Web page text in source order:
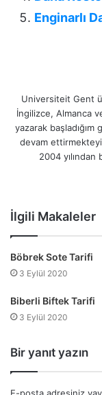
Enginarlı
Universiteit Gent
İngilizce, Almanca
yazarak
devam
2004
İlgili Makaleler
Böbrek Sote Tarifi
3 Eylül 2020
Biberli Biftek Tarifi
3 Eylül 2020
Bir yanıt yazın
E-posta adresiniz